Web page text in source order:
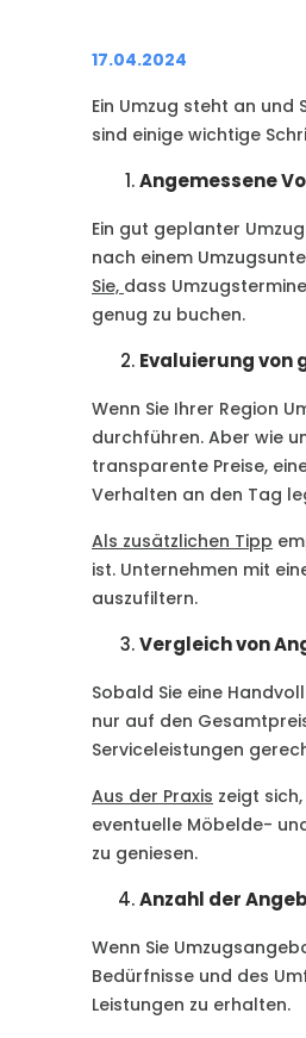
17.04.2024
Ein Umzug steht an
sind einige wichtige
Angemessene
Ein gut geplanter
nach einem
Sie, dass
genug zu buchen.
Evaluierung von
Wenn Sie Ihrer Region
durchführen. Aber wie
transparente Preise,
Verhalten an den Tag
Als zusätzlichen Tipp
ist. Unternehmen mit
auszufiltern.
Vergleich von
Sobald Sie eine
nur auf den
Serviceleistungen
Aus der Praxis zeigt
eventuelle Möbelde-
zu geniesen.
Anzahl der
Wenn Sie
Bedürfnisse und des
Leistungen zu erhalten.